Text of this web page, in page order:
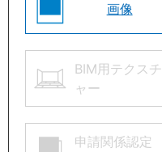
画像
BIM用テクスチ
ャー
申請関係認定